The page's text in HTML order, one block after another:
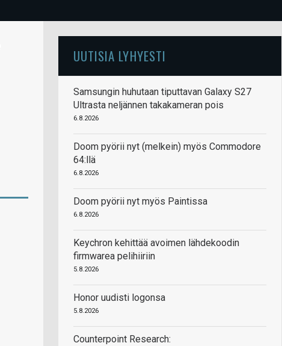
UUTISIA LYHYESTI
Samsungin huhutaan tiputtavan Galaxy S27
Ultrasta neljännen takakameran pois
6.8.2026
Doom pyörii nyt (melkein) myös Commodore
64:llä
6.8.2026
Doom pyörii nyt myös Paintissa
6.8.2026
Keychron kehittää avoimen lähdekoodin
firmwarea pelihiiriin
5.8.2026
Honor uudisti logonsa
5.8.2026
Counterpoint Research: